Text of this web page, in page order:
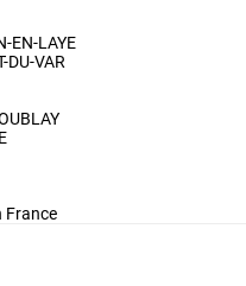
EN-LAYE
DU-VAR
France